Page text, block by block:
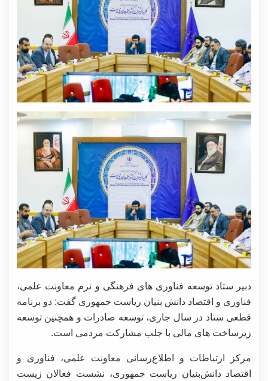
دبیر ستاد توسعه فناوری های فرهنگی و نرم معاونت علمی،
فناوری و اقتصاد دانش بنیان ریاست جمهوری گفت: دو برنامه
قطعی ستاد در سال جاری، توسعه صادرات و همچنین توسعه
زیرساخت های مالی با جلب مشارکت مردمی است.
مرکز ارتباطات و اطلاع‌رسانی معاونت علمی، فناوری و
اقتصاد دانش‌بنیان ریاست جمهوری، نشست فعالان زیست